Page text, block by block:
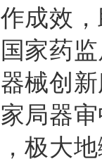
效，
家药
械创
局器
极大